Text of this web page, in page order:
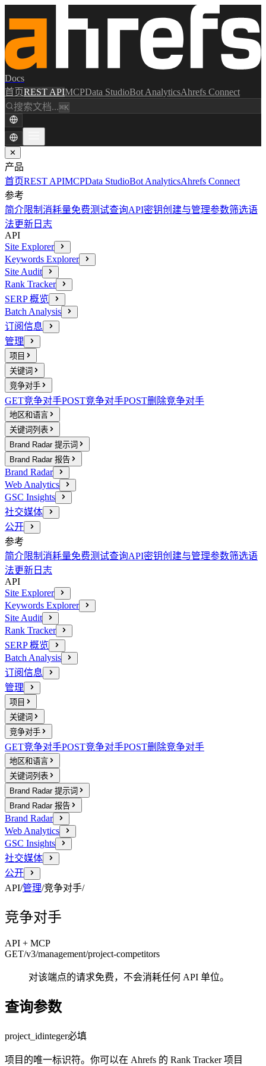
Docs
首页REST APIMCPData StudioBot AnalyticsAhrefs Connect
搜索文档...⌘K
✕
产品
首页REST APIMCPData StudioBot AnalyticsAhrefs Connect
参考
简介限制消耗量免费测试查询API密钥创建与管理参数筛选语
法更新日志
API
Site Explorer
Keywords Explorer
Site Audit
Rank Tracker
SERP 概览
Batch Analysis
订阅信息
管理
项目
关键词
竞争对手
GET竞争对手POST竞争对手POST删除竞争对手
地区和语言
关键词列表
Brand Radar 提示词
Brand Radar 报告
Brand Radar
Web Analytics
GSC Insights
社交媒体
公开
参考
简介限制消耗量免费测试查询API密钥创建与管理参数筛选语
法更新日志
API
Site Explorer
Keywords Explorer
Site Audit
Rank Tracker
SERP 概览
Batch Analysis
订阅信息
管理
项目
关键词
竞争对手
GET竞争对手POST竞争对手POST删除竞争对手
地区和语言
关键词列表
Brand Radar 提示词
Brand Radar 报告
Brand Radar
Web Analytics
GSC Insights
社交媒体
公开
API/管理/竞争对手/
竞争对手
API + MCP
GET/v3/management/project-competitors
对该端点的请求免费，不会消耗任何 API 单位。
查询参数
project_idinteger必填
项目的唯一标识符。你可以在 Ahrefs 的 Rank Tracker 项目